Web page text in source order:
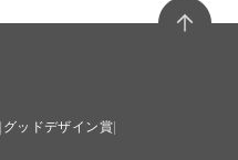
グッドデザイン賞